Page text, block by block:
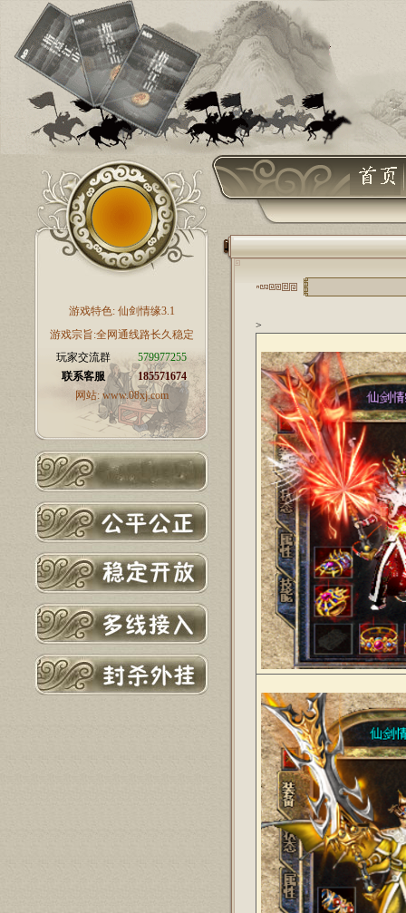
游戏特色: 仙剑情缘3.1
游戏宗旨:全网通线路长久稳定
玩家交流群
579977255
联系客服
185571674
网站:www.08xj.com
>